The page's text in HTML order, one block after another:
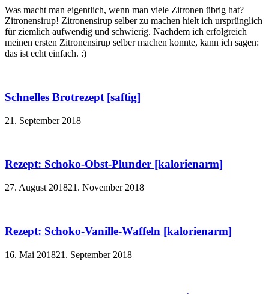
Was macht man eigentlich, wenn man viele Zitronen übrig hat?
Zitronensirup! Zitronensirup selber zu machen hielt ich ursprünglich
für ziemlich aufwendig und schwierig. Nachdem ich erfolgreich
meinen ersten Zitronensirup selber machen konnte, kann ich sagen:
das ist echt einfach. :)
Schnelles Brotrezept [saftig]
21. September 2018
Rezept: Schoko-Obst-Plunder [kalorienarm]
27. August 201821. November 2018
Rezept: Schoko-Vanille-Waffeln [kalorienarm]
16. Mai 201821. September 2018